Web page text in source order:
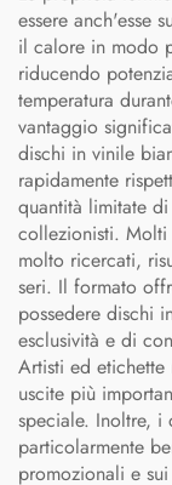
essere anch'esse
il calore in modo
riducendo
temperatura
vantaggio
dischi in vinile
rapidamente
quantità limitate
collezionisti.
molto ricercati,
seri. Il formato
possedere dischi
esclusività e di
Artisti ed
uscite più
speciale. Inoltre, i
particolarmente
promozionali e